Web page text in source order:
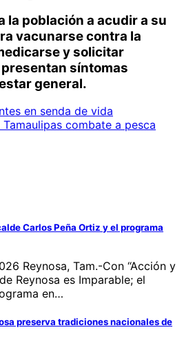
la población a acudir a su
vacunarse contra la
y solicitar
síntomas
general.
en senda de vida
combate a pesca
Carlos Peña Ortiz y el programa
Reynosa, Tam.-Con “Acción y
Reynosa es Imparable; el
en…
preserva tradiciones nacionales de